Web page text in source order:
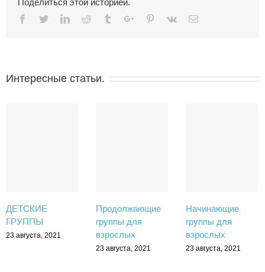
Facebook
TwitterLinkedinReddit TumblrGoogle+Pinterest
Vk Email
Интересные статьи.
ДЕТСКИЕ
ГРУППЫ
23 августа, 2021
Продолжающие
группы для
взрослых
23 августа, 2021
Начинающие
группы для
взрослых
23 августа, 2021